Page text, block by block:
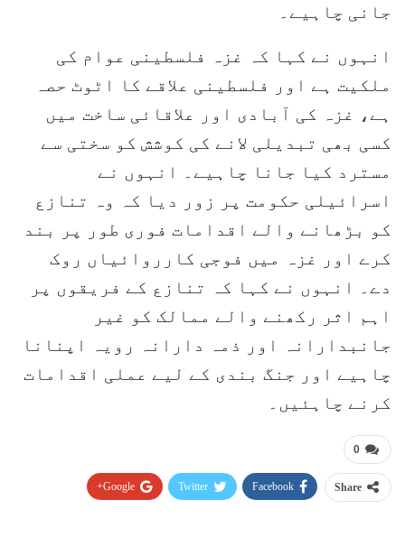
جانی چاہیے۔
انہوں نے کہا کہ غزہ فلسطینی عوام کی
ملکیت ہے اور فلسطینی علاقے کا اٹوٹ حصہ
ہے، غزہ کی آبادی اور علاقائی ساخت میں
کسی بھی تبدیلی لانے کی کوشش کو سختی سے
مسترد کیا جانا چاہیے۔ انہوں نے
اسرائیلی حکومت پر زور دیا کہ وہ تنازع
کو بڑھانے والے اقدامات فوری طور پر بند
کرے اور غزہ میں فوجی کارروائیاں روک
دے۔ انہوں نے کہا کہ تنازع کے فریقوں پر
اہم اثر رکھنے والے ممالک کو غیر
جانبدارانہ اور ذمہ دارانہ رویہ اپنانا
چاہیے اور جنگ بندی کے لیے عملی اقدامات
کرنے چاہئیں۔
0
Share
Facebook
Twitter
Google+